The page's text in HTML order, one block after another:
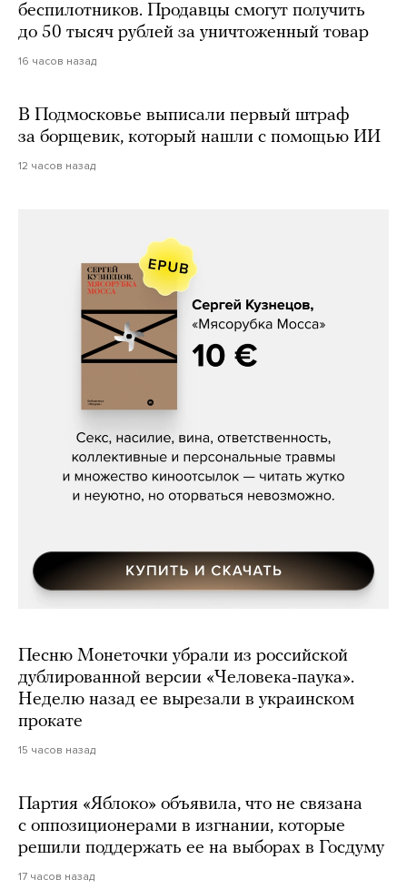
беспилотников. Продавцы смогут получить
до 50 тысяч рублей за уничтоженный товар
16 часов назад
В Подмосковье выписали первый штраф
за борщевик, который нашли с помощью ИИ
12 часов назад
Сергей Кузнецов, «Мясорубка
Песню Монеточки убрали из российской
дублированной версии «Человека-паука».
Неделю назад ее вырезали в украинском
прокате
15 часов назад
Партия «Яблоко» объявила, что не связана
с оппозиционерами в изгнании, которые
решили поддержать ее на выборах в Госдуму
17 часов назад